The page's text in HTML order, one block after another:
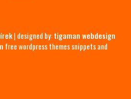
| designed by:tigaman webdesign
free wordpress themes snippets and